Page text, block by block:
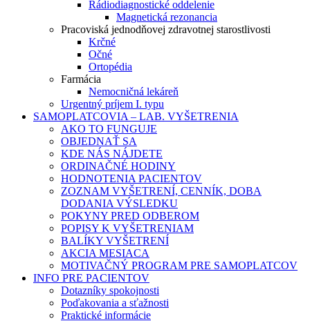
Rádiodiagnostické oddelenie
Magnetická rezonancia
Pracoviská jednodňovej zdravotnej starostlivosti
Krčné
Očné
Ortopédia
Farmácia
Nemocničná lekáreň
Urgentný príjem I. typu
SAMOPLATCOVIA – LAB. VYŠETRENIA
AKO TO FUNGUJE
OBJEDNAŤ SA
KDE NÁS NÁJDETE
ORDINAČNÉ HODINY
HODNOTENIA PACIENTOV
ZOZNAM VYŠETRENÍ, CENNÍK, DOBA
DODANIA VÝSLEDKU
POKYNY PRED ODBEROM
POPISY K VYŠETRENIAM
BALÍKY VYŠETRENÍ
AKCIA MESIACA
MOTIVAČNÝ PROGRAM PRE SAMOPLATCOV
INFO PRE PACIENTOV
Dotazníky spokojnosti
Poďakovania a sťažnosti
Praktické informácie